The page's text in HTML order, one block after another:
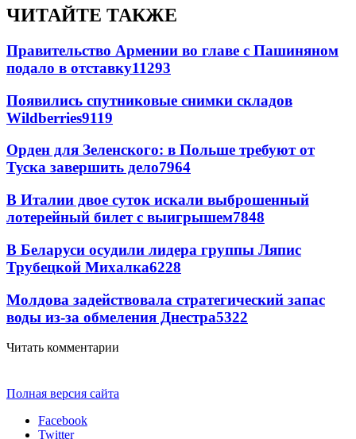
ЧИТАЙТЕ ТАКЖЕ
Правительство Армении во главе с Пашиняном
подало в отставку11293
Появились спутниковые снимки складов
Wildberries9119
Орден для Зеленского: в Польше требуют от
Туска завершить дело7964
В Италии двое суток искали выброшенный
лотерейный билет с выигрышем7848
В Беларуси осудили лидера группы Ляпис
Трубецкой Михалка6228
Молдова задействовала стратегический запас
воды из-за обмеления Днестра5322
Читать комментарии
Полная версия сайта
Facebook
Twitter